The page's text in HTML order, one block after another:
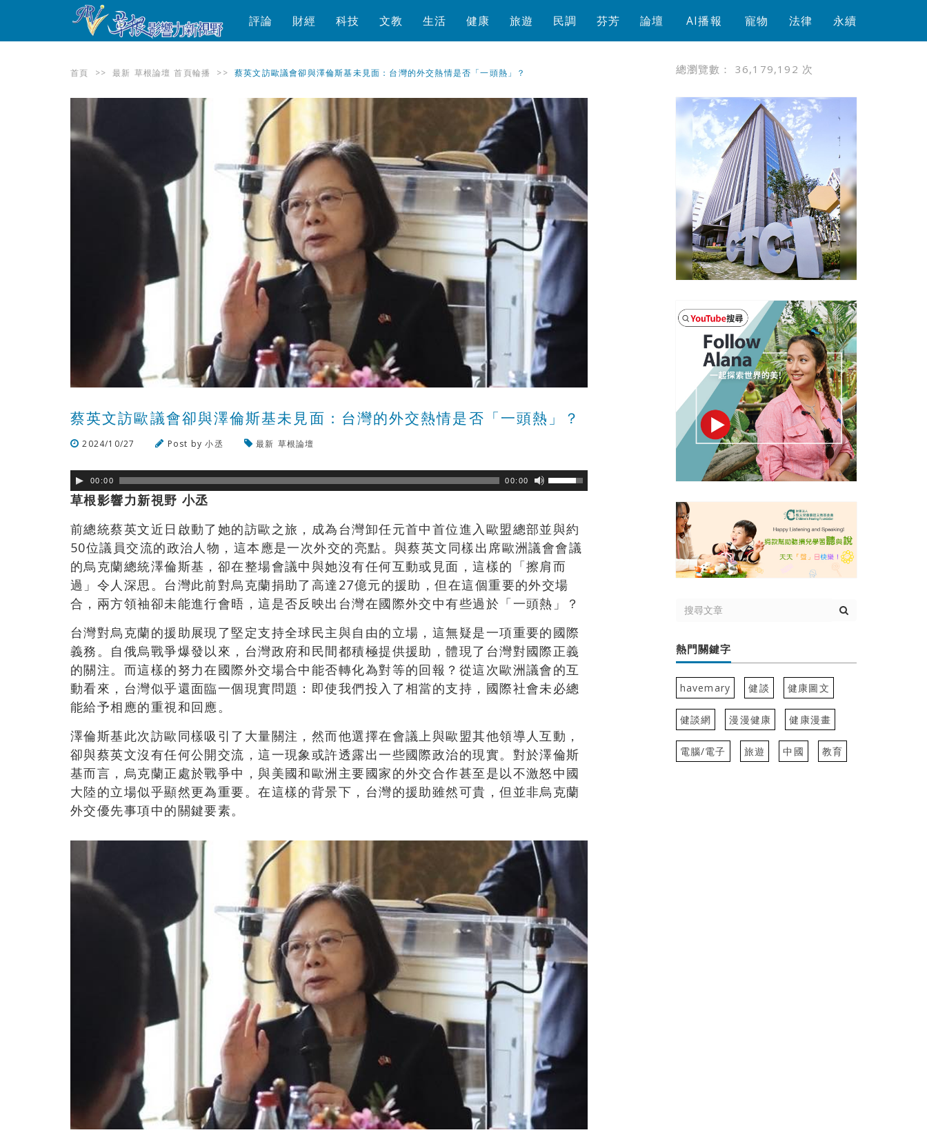
評論 財經 科技 文教 生活 健康 旅遊 民調 芬芳 論壇 AI播報 寵物 法律 永續
首頁 >> 最新 草根論壇 首頁輪播 >> 蔡英文訪歐議會卻與澤倫斯基未見面：台灣的外交熱情是否「一頭熱」？
蔡英文訪歐議會卻與澤倫斯基未見面：台灣的外交熱情是否「一頭熱」？
2024/10/27 Post by小丞 最新 草根論壇
00:00 00:00
草根影響力新視野 小丞
前總統蔡英文近日啟動了她的訪歐之旅，成為台灣卸任元首中首位進入歐盟總部並與約
50位議員交流的政治人物，這本應是一次外交的亮點。與蔡英文同樣出席歐洲議會會議
的烏克蘭總統澤倫斯基，卻在整場會議中與她沒有任何互動或見面，這樣的「擦肩而
過」令人深思。台灣此前對烏克蘭捐助了高達27億元的援助，但在這個重要的外交場
合，兩方領袖卻未能進行會晤，這是否反映出台灣在國際外交中有些過於「一頭熱」？
台灣對烏克蘭的援助展現了堅定支持全球民主與自由的立場，這無疑是一項重要的國際
義務。自俄烏戰爭爆發以來，台灣政府和民間都積極提供援助，體現了台灣對國際正義
的關注。而這樣的努力在國際外交場合中能否轉化為對等的回報？從這次歐洲議會的互
動看來，台灣似乎還面臨一個現實問題：即使我們投入了相當的支持，國際社會未必總
能給予相應的重視和回應。
澤倫斯基此次訪歐同樣吸引了大量關注，然而他選擇在會議上與歐盟其他領導人互動，
卻與蔡英文沒有任何公開交流，這一現象或許透露出一些國際政治的現實。對於澤倫斯
基而言，烏克蘭正處於戰爭中，與美國和歐洲主要國家的外交合作甚至是以不激怒中國
大陸的立場似乎顯然更為重要。在這樣的背景下，台灣的援助雖然可貴，但並非烏克蘭
外交優先事項中的關鍵要素。
總瀏覽數： 36,179,192 次
熱門關鍵字
havemary 健談 健康圖文
健談網 漫漫健康 健康漫畫
電腦/電子 旅遊 中國 教育